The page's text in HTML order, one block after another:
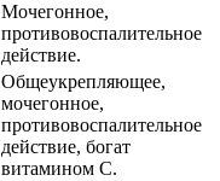
Мочегонное,
противовоспалительное
действие.
Общеукрепляющее,
мочегонное,
противовоспалительное
действие, богат
витамином С.